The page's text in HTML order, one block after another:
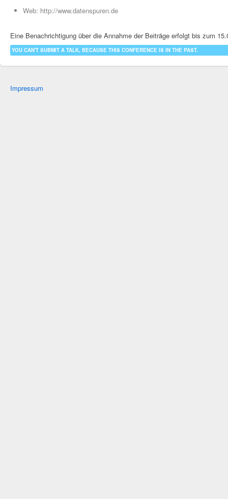
Web: http://www.datenspuren.de
Eine Benachrichtigung über die Annahme der Beiträge erfolgt bis zum
YOU CAN'T SUBMIT A TALK, BECAUSE THIS CONFERENCE IS IN THE PAST.
Impressum